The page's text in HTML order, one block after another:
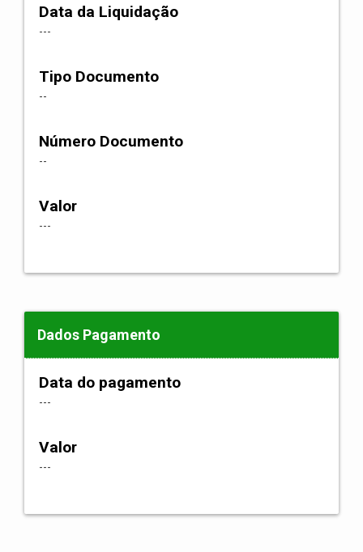
Data da Liquidação
---
Tipo Documento
--
Número Documento
--
Valor
---
Dados Pagamento
Data do pagamento
---
Valor
---